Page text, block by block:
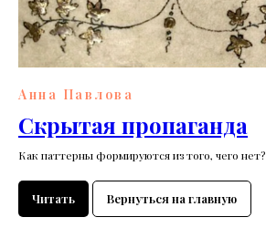
Анна Павлова
Скрытая пропаганда
Как паттерны формируются из того, чего нет?
Читать Вернуться на главную